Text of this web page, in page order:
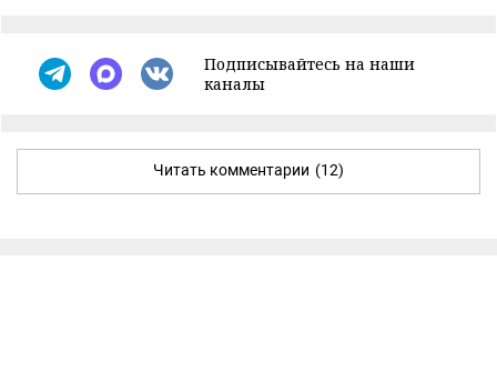
Подписывайтесь на наши
каналы
Читать комментарии (12)